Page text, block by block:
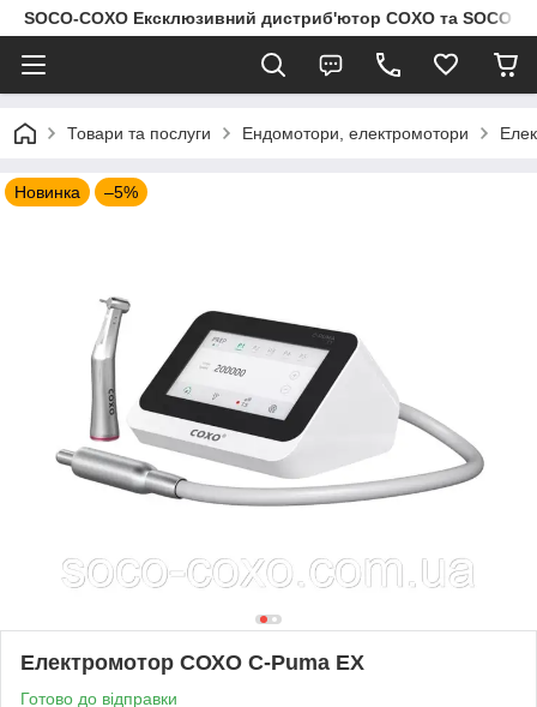
SOCO-COXO Ексклюзивний дистриб'ютор COXO та SOCO в
Товари та послуги Ендомотори, електромотори
Новинка –5%
Електромотор СОХО C-Puma EX
Готово до відправки